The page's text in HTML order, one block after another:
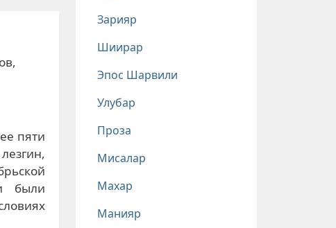
пяти
были
Зарияр
Шиирар
Эпос Шарвили
Улубар
Проза
Мисалар
Махар
Манияр